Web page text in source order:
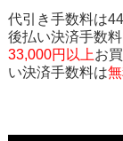
代引き手数料は
後払い決済手数
33,000円以上お
い決済手数料は